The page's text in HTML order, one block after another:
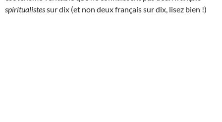
spiritualistessur dix (et non deux français sur dix, lisez bien !)